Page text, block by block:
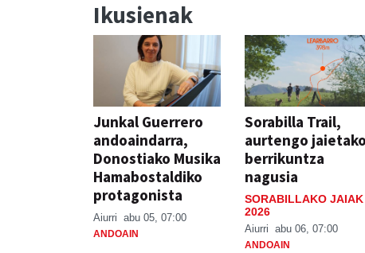
Ikusienak
Junkal Guerrero
andoaindarra,
Donostiako Musika
Hamabostaldiko
protagonista
Aiurri abu 05, 07:00
ANDOAIN
Sorabilla Trail,
aurtengo jaietako
berrikuntza
nagusia
SORABILLAKO JAIAK
2026
Aiurri abu 06, 07:00
ANDOAIN